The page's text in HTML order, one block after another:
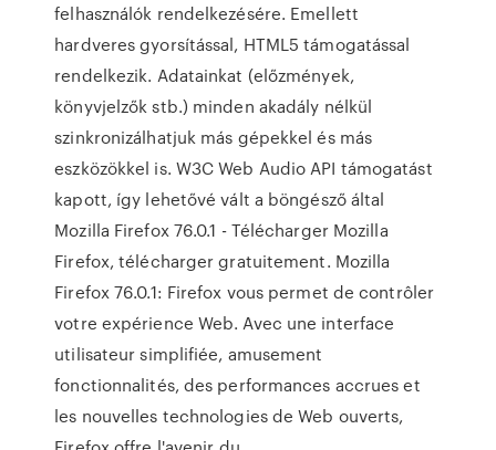
felhasználók rendelkezésére. Emellett
hardveres gyorsítással, HTML5 támogatással
rendelkezik. Adatainkat (előzmények,
könyvjelzők stb.) minden akadály nélkül
szinkronizálhatjuk más gépekkel és más
eszközökkel is. W3C Web Audio API támogatást
kapott, így lehetővé vált a böngésző által
Mozilla Firefox 76.0.1 - Télécharger Mozilla
Firefox, télécharger gratuitement. Mozilla
Firefox 76.0.1: Firefox vous permet de contrôler
votre expérience Web. Avec une interface
utilisateur simplifiée, amusement
fonctionnalités, des performances accrues et
les nouvelles technologies de Web ouverts,